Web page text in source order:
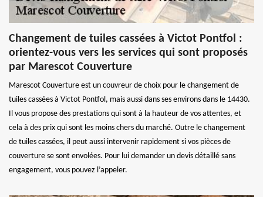
Changement de tuiles cassées à Victot Pontfol :
orientez-vous vers les services qui sont proposés
par Marescot Couverture
Marescot Couverture est un couvreur de choix pour le changement de
tuiles cassées à Victot Pontfol, mais aussi dans ses environs dans le 14430.
Il vous propose des prestations qui sont à la hauteur de vos attentes, et
cela à des prix qui sont les moins chers du marché. Outre le changement
de tuiles cassées, il peut aussi intervenir rapidement si vos pièces de
couverture se sont envolées. Pour lui demander un devis détaillé sans
engagement, vous pouvez l’appeler.